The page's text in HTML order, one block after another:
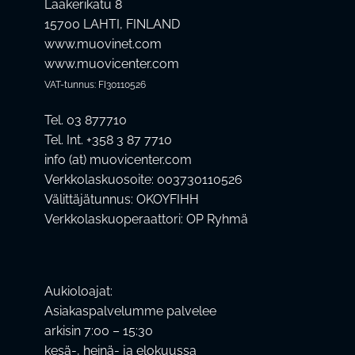
Laakerikatu 8
15700 LAHTI, FINLAND
www.muovinet.com
www.muovicenter.com
VAT-tunnus: FI30110526
Tel. 03 877710
Tel. Int. +358 3 87 7710
info (at) muovicenter.com
Verkkolaskuosoite: 003730110526
Välittäjätunnus: OKOYFIHH
Verkkolaskuoperaattori: OP Ryhmä
Aukioloajat:
Asiakaspalvelumme palvelee
arkisin 7:00 – 15:30
kesä-, heinä- ja elokuussa